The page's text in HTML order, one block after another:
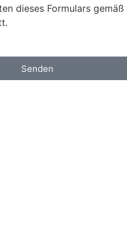
dieses Formulars gemäß
Senden